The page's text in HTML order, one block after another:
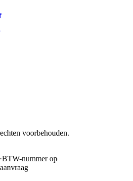
voorbehouden.
·BTW-nummer op